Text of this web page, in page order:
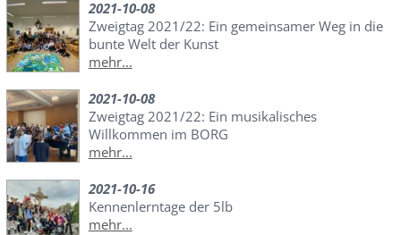
2021-10-08
Zweigtag 2021/22: Ein gemeinsamer Weg in die
bunte Welt der Kunst
mehr...
2021-10-08
Zweigtag 2021/22: Ein musikalisches
Willkommen im BORG
mehr...
2021-10-16
Kennenlerntage der 5lb
mehr...